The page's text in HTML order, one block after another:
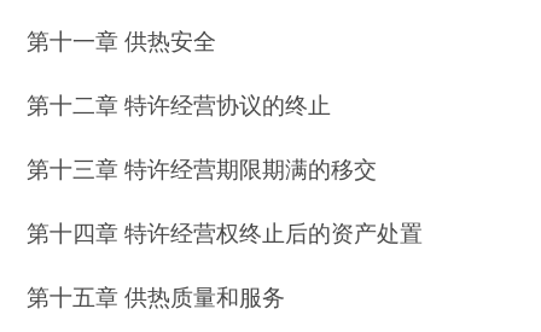
第十一章 供热安全
第十二章 特许经营协议的终止
第十三章 特许经营期限期满的移交
第十四章 特许经营权终止后的资产处置
第十五章 供热质量和服务